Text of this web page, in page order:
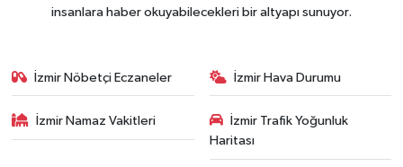
insanlara haber okuyabilecekleri bir altyapı sunuyor.
İzmir Nöbetçi Eczaneler İzmir Hava Durumu
İzmir Namaz Vakitleri
İzmir Trafik Yoğunluk
Haritası